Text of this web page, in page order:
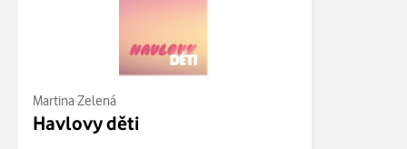
Martina Zelená
Havlovy děti